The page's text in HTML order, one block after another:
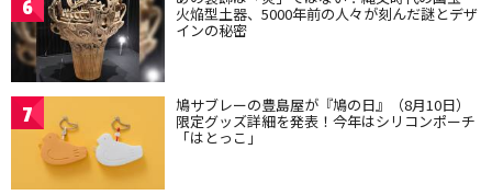
6 火焔型土器、5000年前の人々が刻んだ謎とデザ
インの秘密
7 鳩サブレーの豊島屋が『鳩の日』（8月10日）
限定グッズ詳細を発表！今年はシリコンポーチ
「はとっこ」